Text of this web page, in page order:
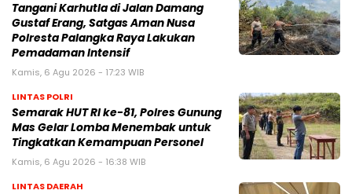
Tangani Karhutla di Jalan Damang
Gustaf Erang, Satgas Aman Nusa
Polresta Palangka Raya Lakukan
Pemadaman Intensif
Kamis, 6 Agu 2026 - 17:23 WIB
LINTAS POLRI
Semarak HUT RI ke-81, Polres Gunung
Mas Gelar Lomba Menembak untuk
Tingkatkan Kemampuan Personel
Kamis, 6 Agu 2026 - 16:38 WIB
LINTAS DAERAH